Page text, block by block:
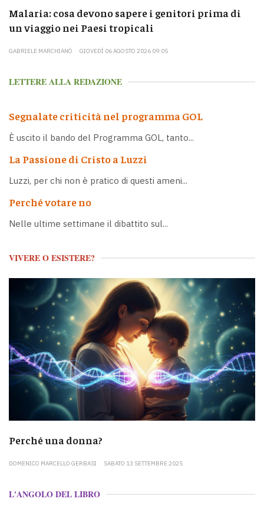
Malaria: cosa devono sapere i genitori prima di
un viaggio nei Paesi tropicali
GABRIELE MARCHIANÒ GIOVEDÌ 06 AGOSTO 2026 09:05
LETTERE ALLA REDAZIONE
Segnalate criticità nel programma GOL
È uscito il bando del Programma GOL, tanto...
La Passione di Cristo a Luzzi
Luzzi, per chi non è pratico di questi ameni...
Perché votare no
Nelle ultime settimane il dibattito sul...
VIVERE O ESISTERE?
Perché una donna?
DOMENICO MARCELLO GERBASI SABATO 13 SETTEMBRE 2025
L'ANGOLO DEL LIBRO